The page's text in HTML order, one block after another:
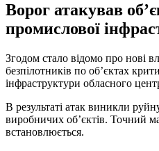
Ворог атакував
промислової
Згодом стало відомо про нові
безпілотників по об’єктах
інфраструктури обласного
В результаті атак виникли
виробничих об’єктів. Точний
встановлюється.